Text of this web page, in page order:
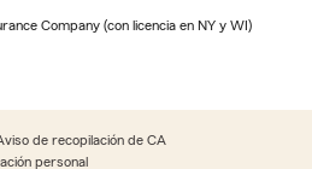
Company (con licencia en NY y WI)
de recopilación de CA
personal